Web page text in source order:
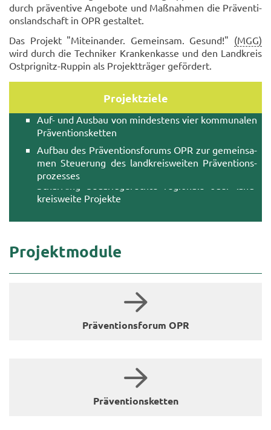
durch prä­ven­ti­ve An­ge­bo­te und Maß­nah­men die Prä­ven­ti­
ons­­land­schaft in OPR ge­stal­tet.
Das Pro­jekt "Mit­ein­an­der. Ge­mein­sam. Ge­sund!" (MGG)
wird durch die Tech­ni­ker Kran­ken­kas­se und den Land­kreis
Ostprignitz-​Ruppin als Pro­jekt­trä­ger ge­för­dert.
Pro­jekt­zie­le
Auf- und Aus­bau von min­des­tens vier kom­mu­na­len
Prä­ven­ti­ons­ket­ten
Auf­bau des Prä­ven­ti­ons­fo­rums OPR zur ge­mein­sa­
men Steue­rung des land­kreis­wei­ten Prä­ven­ti­ons­
pro­zes­ses
Schaf­fung be­darfs­ge­rech­te re­gio­na­le oder land­
kreis­­weite Pro­jek­te
Pro­jekt­mo­du­le
Prä­ven­ti­ons­fo­rum OPR
Prä­ven­ti­ons­ket­ten